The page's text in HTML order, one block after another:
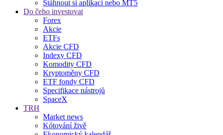
Stáhnout si aplikaci nebo MT5
Do čeho investovat
Forex
Akcie
ETFs
Akcie CFD
Indexy CFD
Komodity CFD
Kryptoměny CFD
ETF fondy CFD
Specifikace nástrojů
SpaceX
TRH
Market news
Kótování živě